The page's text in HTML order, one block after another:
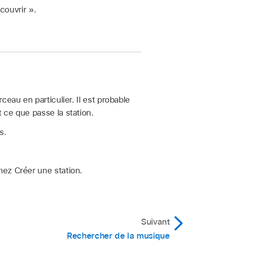
».
en particulier. Il est probable
que passe la station.
Créer une station.
Suivant
Rechercher de la musique